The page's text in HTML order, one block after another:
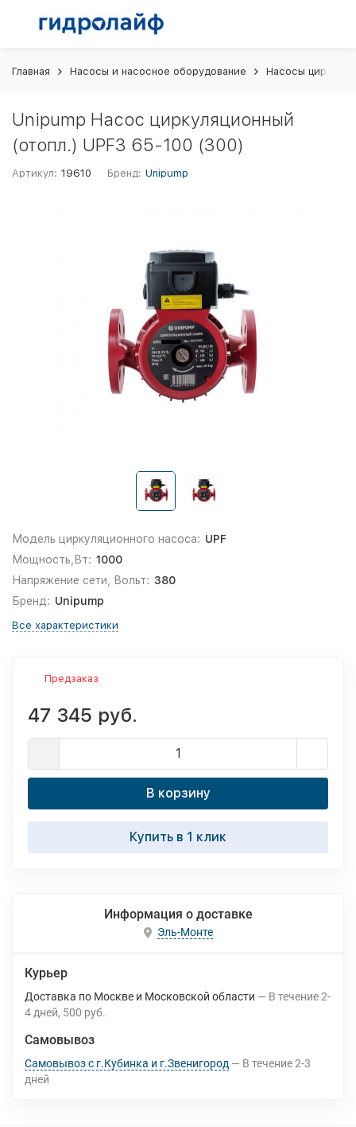
Главная Насосы и насосное оборудование Насосы
Unipump Насос циркуляционный
(отопл.) UPF3 65-100 (300)
Артикул: 19610 Бренд: Unipump
Модель циркуляционного насоса: UPF
Мощность,Вт: 1000
Напряжение сети, Вольт: 380
Бренд: Unipump
Все характеристики
Предзаказ
47 345 руб.
В корзину
Купить в 1 клик
Информация о доставке
Эль-Монте
Курьер
Доставка по Москве и Московской области В течение2-
4 дней 500 руб.
Самовывоз
Самовывоз с г.Кубинка и г.Звенигород В течение2-3
дней